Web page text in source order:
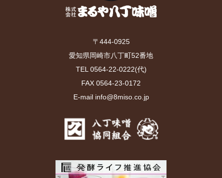
〒444-0925
愛知県岡崎市八丁町52番地
TEL 0564-22-0222(代)
FAX 0564-23-0172
E-mail info@8miso.co.jp